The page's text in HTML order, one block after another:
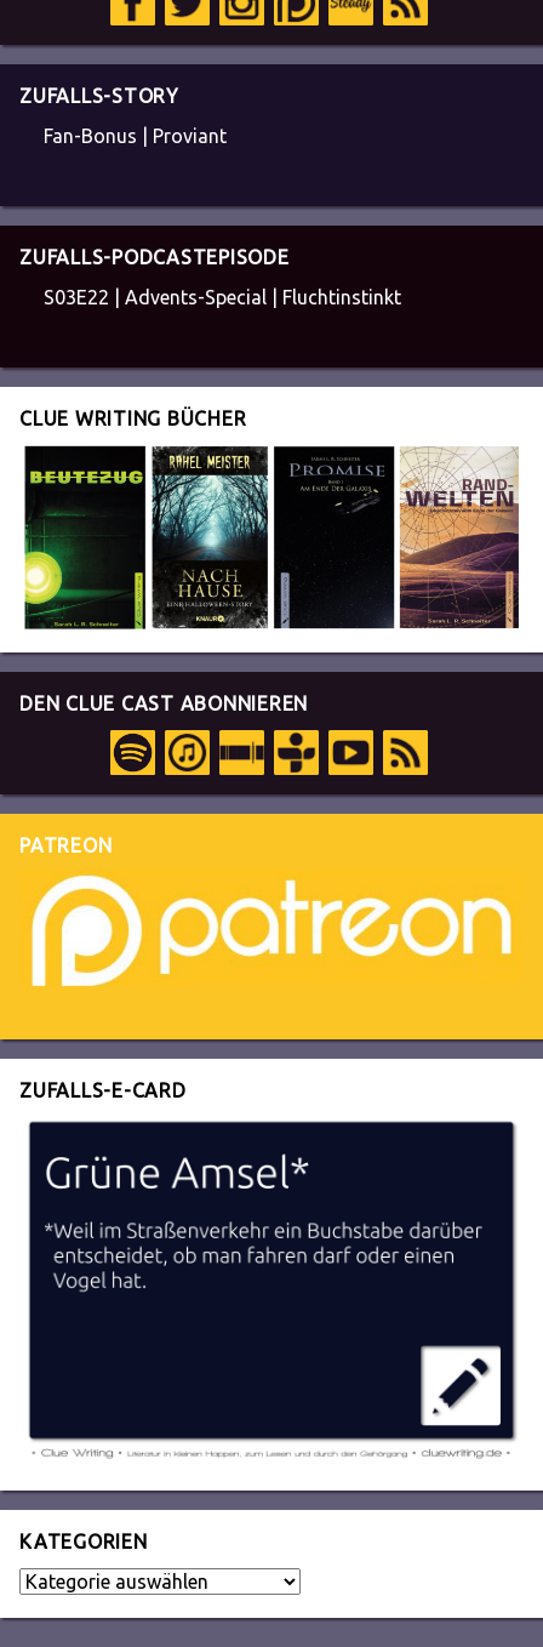
ZUFALLS-STORY
Fan-Bonus | Proviant
ZUFALLS-PODCASTEPISODE
S03E22 | Advents-Special | Fluchtinstinkt
CLUE WRITING BÜCHER
DEN CLUE CAST ABONNIEREN
PATREON
ZUFALLS-E-CARD
KATEGORIEN
Kategorien